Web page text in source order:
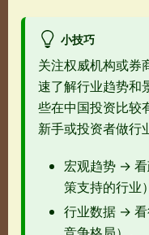
小技巧
关注权威机构或券
速了解行业趋势和
些在中国投资比较
新手或投资者做行
宏观趋势 → 看
策支持的行业
行业数据 → 看